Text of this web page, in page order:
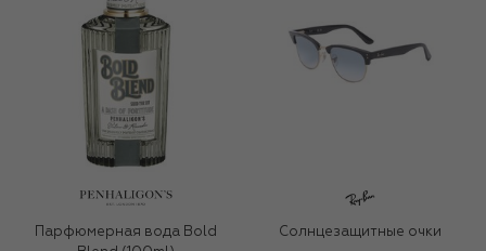
Парфюмерная вода Bold
Солнцезащитные очки